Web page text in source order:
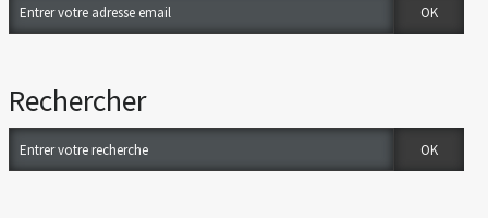
Rechercher